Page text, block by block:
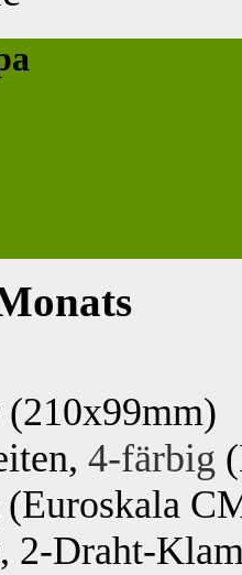
(210x99mm)
4-färbig
(Euroskala
2-Draht-